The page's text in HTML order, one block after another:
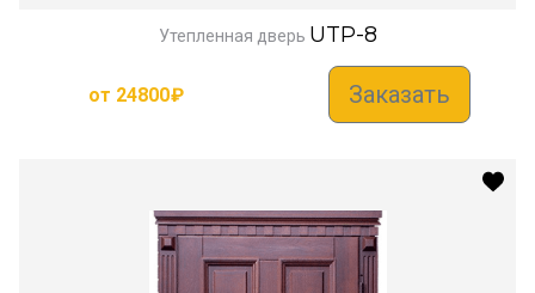
Утепленная дверь UTP-8
от 24800₽ Заказать